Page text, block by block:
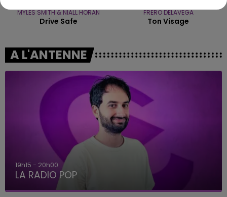
MYLES SMITH & NIALL HORAN
Drive Safe
FRERO DELAVEGA
Ton Visage
A L'ANTENNE
19h15 - 20h00
LA RADIO POP